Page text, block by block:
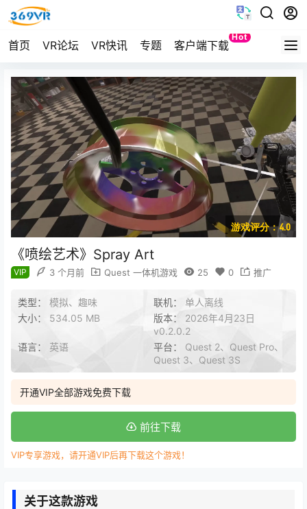
首页 VR论坛 VR快讯 专题 客户端下载
Hot
Quest
游戏评分：4.0
《喷绘艺术》Spray Art
VIP 3 个月前 Quest 一体机游戏 25 0 推广
类型： 模拟、趣味 联机： 单人离线
大小： 534.05 MB 版本： 2026年4月23日
v0.2.0.2
语言： 英语 平台： Quest 2、Quest Pro、
Quest 3、Quest 3S
开通VIP全部游戏免费下载
前往下载
VIP专享游戏，请开通VIP后再下载这个游戏！
关于这款游戏